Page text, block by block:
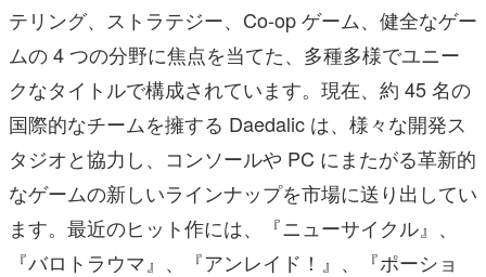
テリング、ストラテジー、Co-op ゲーム、健全なゲー
ムの 4 つの分野に焦点を当てた、多種多様でユニー
クなタイトルで構成されています。現在、約 45 名の
国際的なチームを擁する Daedalic は、様々な開発ス
タジオと協力し、コンソールや PC にまたがる革新的
なゲームの新しいラインナップを市場に送り出してい
ます。最近のヒット作には、『ニューサイクル』、
『バロトラウマ』、『アンレイド！』、『ポーショ